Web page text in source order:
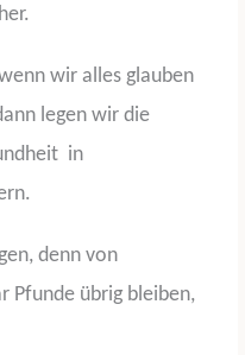
wir alles glauben
legen wir die
in
denn von
Pfunde übrig bleiben,